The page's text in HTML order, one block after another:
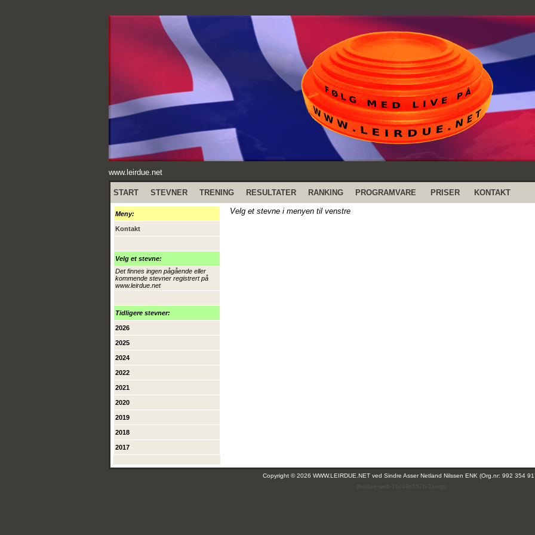
www.leirdue.net
START STEVNER TRENING RESULTATER RANKING PROGRAMVARE PRISER KONTAKT
Meny:
Kontakt
Velg et stevne:
Det finnes ingen pågående eller
kommende stevner registrert på
www.leirdue.net
Tidligere stevner:
2026
2025
2024
2022
2021
2020
2019
2018
2017
Velg et stevne i menyen til venstre
Copyright © 2026 WWW.LEIRDUE.NET ved Sindre Asser Netland Nilssen ENK (Org.nr: 992 354
(leirdue-web-76c49c557b-2xvxg)